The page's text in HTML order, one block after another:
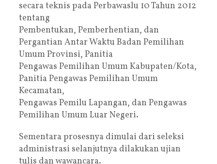
secara teknis pada Perbawaslu 10 Tahun 2012
tentang
Pembentukan, Pemberhentian, dan
Pergantian Antar Waktu Badan Pemilihan
Umum Provinsi, Panitia
Pengawas Pemilihan Umum Kabupaten/Kota,
Panitia Pengawas Pemilihan Umum
Kecamatan,
Pengawas Pemilu Lapangan, dan Pengawas
Pemilihan Umum Luar Negeri.
Sementara prosesnya dimulai dari seleksi
administrasi selanjutnya dilakukan ujian
tulis dan wawancara.